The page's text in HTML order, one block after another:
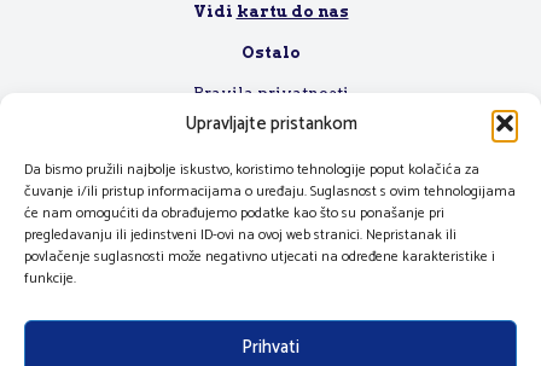
Upravljajte pristankom
Da bismo pružili najbolje iskustvo, koristimo tehnologije poput kolačića za
čuvanje i/ili pristup informacijama o uređaju. Suglasnost s ovim tehnologijama
će nam omogućiti da obrađujemo podatke kao što su ponašanje pri
pregledavanju ili jedinstveni ID-ovi na ovoj web stranici. Nepristanak ili
povlačenje suglasnosti može negativno utjecati na određene karakteristike i
funkcije.
Prihvati
Vidi kartu do nas
Ostalo
Pravila privatnosti
Uvjeti korištenja
Radno vrijeme
Zaposlenje